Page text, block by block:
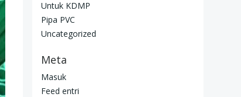
Untuk KDMP
Pipa PVC
Uncategorized
Meta
Masuk
Feed entri